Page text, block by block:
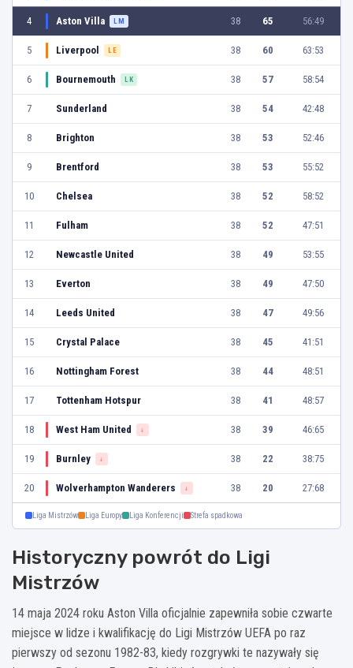
4 Aston Villa LM 38 65 56:49
5 Liverpool LE 38 60 63:53
6 Bournemouth LK 38 57 58:54
7 Sunderland 38 54 42:48
8 Brighton 38 53 52:46
9 Brentford 38 53 55:52
10 Chelsea 38 52 58:52
11 Fulham 38 52 47:51
12 Newcastle United 38 49 53:55
13 Everton 38 49 47:50
14 Leeds United 38 47 49:56
15 Crystal Palace 38 45 41:51
16 Nottingham Forest 38 44 48:51
17 Tottenham Hotspur 38 41 48:57
18 West Ham United ↓ 38 39 46:65
19 Burnley ↓ 38 22 38:75
20 Wolverhampton Wanderers ↓ 38 20 27:68
Liga Mistrzów Liga Europy Liga Konferencji Strefa spadkowa
Historyczny powrót do Ligi
Mistrzów
14 maja 2024 roku Aston Villa oficjalnie zapewniła sobie czwarte
miejsce w lidze i kwalifikację do Ligi Mistrzów UEFA po raz
pierwszy od sezonu 1982-83, kiedy rozgrywki te nazywały się